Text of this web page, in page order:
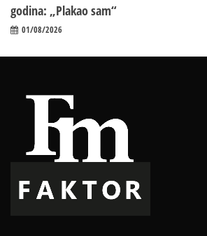
godina: „Plakao sam“
01/08/2026